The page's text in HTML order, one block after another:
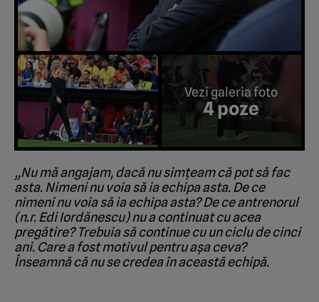
Vezi galeria foto
4 poze
„Nu mă angajam, dacă nu simțeam că pot să fac
asta. Nimeni nu voia să ia echipa asta. De ce
nimeni nu voia să ia echipa asta? De ce antrenorul
(n.r. Edi Iordănescu) nu a continuat cu acea
pregătire? Trebuia să continue cu un ciclu de cinci
ani. Care a fost motivul pentru așa ceva?
Înseamnă că nu se credea în această echipă.